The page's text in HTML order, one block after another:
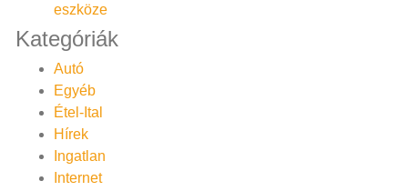
eszköze
Kategóriák
Autó
Egyéb
Étel-Ital
Hírek
Ingatlan
Internet